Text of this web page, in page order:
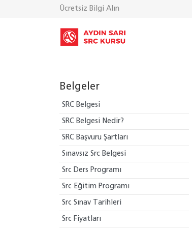
Ücretsiz Bilgi Alın
Belgeler
SRC Belgesi
SRC Belgesi Nedir?
SRC Başvuru Şartları
Sınavsız Src Belgesi
Src Ders Programı
Src Eğitim Programı
Src Sınav Tarihleri
Src Fiyatları